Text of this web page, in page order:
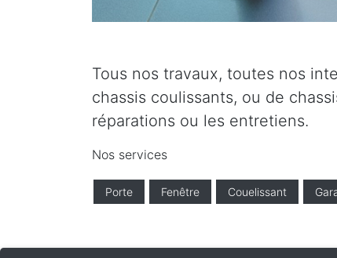
Tous nos travaux, toutes nos
chassis coulissants, ou de
réparations ou les entretiens.
Nos services
Porte Fenêtre Couelissant